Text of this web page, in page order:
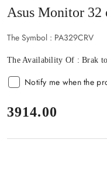
Asus Monitor 32
The Symbol : PA329CRV
The Availability Of :Brak
Notify me when the
price:
3914.00